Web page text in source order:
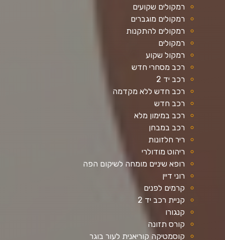
רמקולים שקועים
רמקולים מוגברים
רמקולים להתקנות
רמקולים
רמקול שקוע
רכב מסחרי חדש
רכב יד 2
רכב חדש ללא מקדמה
רכב חדש
רכב במימון מלא
רכב במבחן
ריר חלזונות
ריהוט מודולרי
רופא שיניים מומחה לשיקום הפה
רוני דיין
קרמים לפנים
קניית רכב יד 2
קנגורו
קורס תזונה
קוסמטיקה קוריאנית לעור בוגר